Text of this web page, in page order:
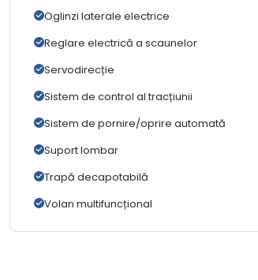
Oglinzi laterale electrice
Reglare electrică a scaunelor
Servodirecție
Sistem de control al tracțiunii
Sistem de pornire/oprire automată
Suport lombar
Trapă decapotabilă
Volan multifuncțional